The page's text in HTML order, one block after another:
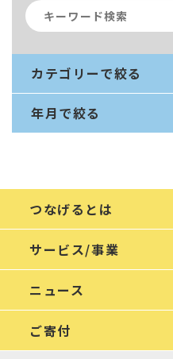
カテゴリーで絞る
年月で絞る
つなげるとは
サービス/事業
ニュース
ご寄付